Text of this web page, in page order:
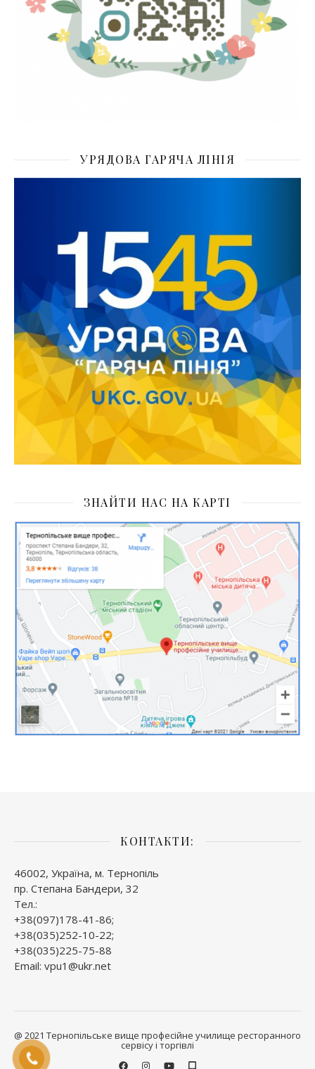
УРЯДОВА ГАРЯЧА ЛІНІЯ
ЗНАЙТИ НАС НА КАРТІ
КОНТАКТИ:
46002, Україна, м. Тернопіль
пр. Степана Бандери, 32
Тел.:
+38(097)178-41-86;
+38(035)252-10-22;
+38(035)225-75-88
Email: vpu1@ukr.net
@ 2021 Тернопільське вище професійне училище ресторанного
сервісу і торгівлі